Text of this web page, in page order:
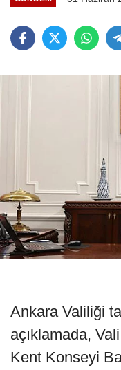
Ankara Valiliği
açıklamada,
Kent Konseyi